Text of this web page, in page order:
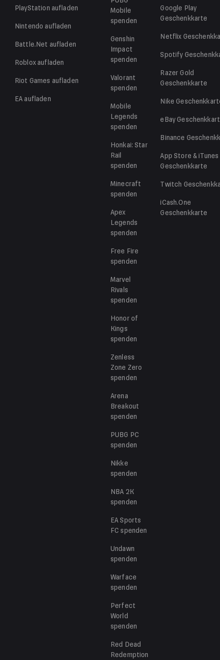
PlayStation aufladen
Nintendoaufladen
Battle.Net aufladen
Robloxaufladen
Riot Games aufladen
EAaufladen
Mobile
spenden
Genshin
Impact
spenden
Valorant
spenden
Mobile
Legends
spenden
Honkai: Star
Rail
spenden
Minecraft
spenden
Apex
Legends
spenden
Free Fire
spenden
Marvel
Rivals
spenden
Honor of
Kings
spenden
Zenless
Zone Zero
spenden
Arena
Breakout
spenden
PUBG PC
spenden
Nikke
spenden
NBA 2K
spenden
EA Sports
FC spenden
Undawn
spenden
Warface
spenden
Perfect
World
spenden
Red Dead
Redemption
Google Play
Geschenkkarte
Netflix
Spotify
Razer Gold
Geschenkkarte
Nike
eBay
Binance
App Store & iTunes
Geschenkkarte
Twitch
iCash.One
Geschenkkarte